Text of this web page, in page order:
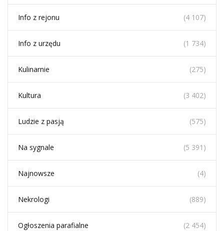
Info z rejonu (4 107)
Info z urzędu (1 734)
Kulinarnie (275)
Kultura (3 402)
Ludzie z pasją (575)
Na sygnale (5 391)
Najnowsze (4)
Nekrologi (889)
Ogłoszenia parafialne (2 454)